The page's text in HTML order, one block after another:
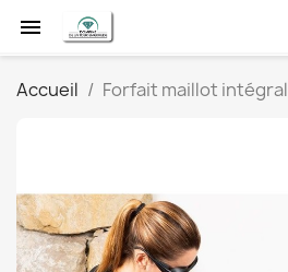

Accueil Forfait maillot intégral